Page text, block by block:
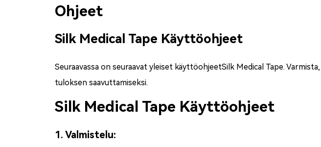
Ohjeet
Silk Medical Tape Käyttöohjeet
Seuraavassa on seuraavat yleiset käyttöohjeetSilk Medical Tape.
tuloksen saavuttamiseksi.
Silk Medical Tape Käyttöohjeet
1. Valmistelu: